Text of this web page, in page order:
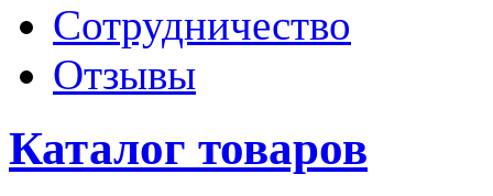
Сотрудничество
Отзывы
Каталог товаров